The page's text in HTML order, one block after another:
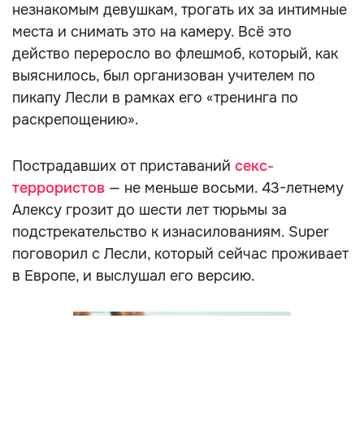
незнакомым девушкам, трогать их за интимные
места и снимать это на камеру. Всё это
действо переросло во флешмоб, который, как
выяснилось, был организован учителем по
пикапу Лесли в рамках его «тренинга по
раскрепощению».
Пострадавших от приставаний секс-
террористов — не меньше восьми. 43-летнему
Алексу грозит до шести лет тюрьмы за
подстрекательство к изнасилованиям. Super
поговорил с Лесли, который сейчас проживает
в Европе, и выслушал его версию.